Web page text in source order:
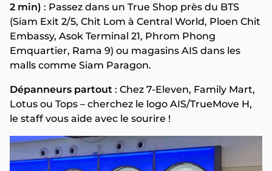
2 min) : Passez dans un True Shop près du BTS
(Siam Exit 2/5, Chit Lom à Central World, Ploen Chit
Embassy, Asok Terminal 21, Phrom Phong
Emquartier, Rama 9) ou magasins AIS dans les
malls comme Siam Paragon.
Dépanneurs partout : Chez 7-Eleven, Family Mart,
Lotus ou Tops – cherchez le logo AIS/TrueMove H,
le staff vous aide avec le sourire !